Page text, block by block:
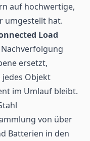
auf hochwertige,
umgestellt hat.
Load
ersetzt,
Objekt
im Umlauf bleibt.
von über
Batterien in den